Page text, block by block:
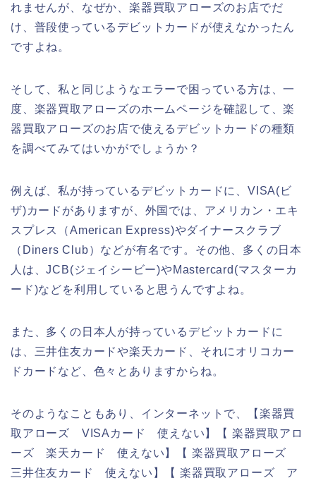
れませんが、なぜか、楽器買取アローズのお店でだ
け、普段使っているデビットカードが使えなかったん
ですよね。
そして、私と同じようなエラーで困っている方は、一
度、楽器買取アローズのホームページを確認して、楽
器買取アローズのお店で使えるデビットカードの種類
を調べてみてはいかがでしょうか？
例えば、私が持っているデビットカードに、VISA(ビ
ザ)カードがありますが、外国では、アメリカン・エキ
スプレス（American Express)やダイナースクラブ
（Diners Club）などが有名です。その他、多くの日本
人は、JCB(ジェイシービー)やMastercard(マスターカ
ード)などを利用していると思うんですよね。
また、多くの日本人が持っているデビットカードに
は、三井住友カードや楽天カード、それにオリコカー
ドカードなど、色々とありますからね。
そのようなこともあり、インターネットで、【楽器買
取アローズ VISAカード 使えない】【 楽器買取アロ
ーズ 楽天カード 使えない】【 楽器買取アローズ
三井住友カード 使えない】【 楽器買取アローズ ア